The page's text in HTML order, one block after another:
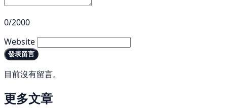
0/2000
Website
發表留言
目前沒有留言。
更多文章